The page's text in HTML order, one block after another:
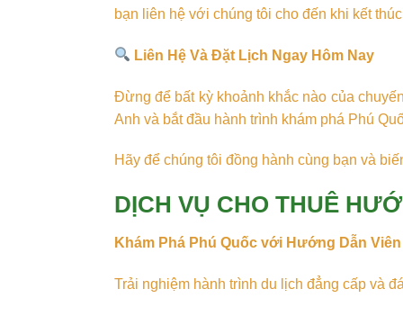
bạn liên hệ với chúng tôi cho đến khi kết
Liên Hệ Và Đặt Lịch Ngay Hôm Nay
Đừng để bất kỳ khoảnh khắc nào của
Anh và bắt đầu hành trình khám phá Phú
Hãy để chúng tôi đồng hành cùng bạn và
DỊCH VỤ CHO THUÊ
Khám Phá Phú Quốc với Hướng Dẫn
Trải nghiệm hành trình du lịch đẳng cấp và